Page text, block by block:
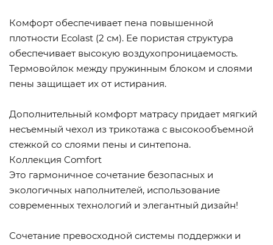
Комфорт обеспечивает пена повышенной
плотности Ecolast (2 см). Ее пористая структура
обеспечивает высокую воздухопроницаемость.
Термовойлок между пружинным блоком и слоями
пены защищает их от истирания.
Дополнительный комфорт матрасу придает мягкий
несъемный чехол из трикотажа с высокообъемной
стежкой со слоями пены и синтепона.
Коллекция Comfort
Это гармоничное сочетание безопасных и
экологичных наполнителей, использование
современных технологий и элегантный дизайн!
Сочетание превосходной системы поддержки и